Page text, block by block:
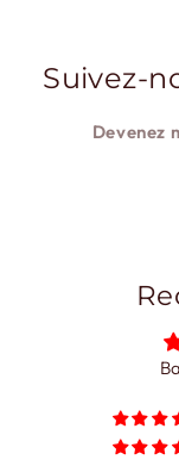
Suivez-
Devenez